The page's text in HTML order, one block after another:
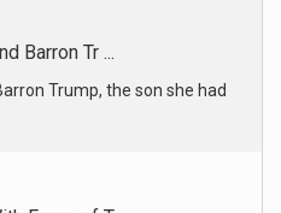
Fears of Tr ...
he told supporters and